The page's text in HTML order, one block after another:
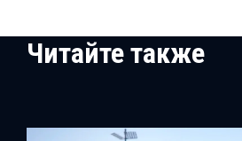
Читайте также